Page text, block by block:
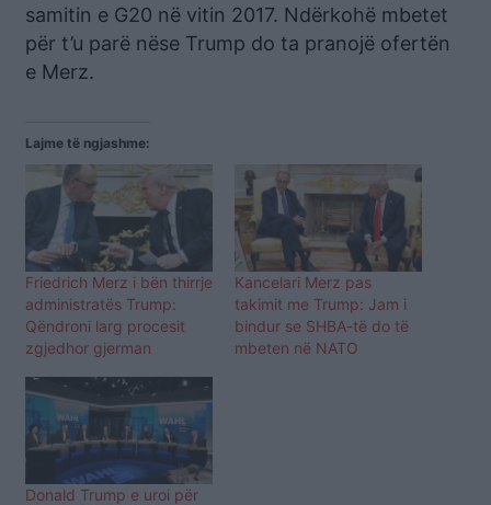
samitin e G20 në vitin 2017. Ndërkohë mbetet
për t’u parë nëse Trump do ta pranojë ofertën
e Merz.
Lajme të ngjashme:
Friedrich Merz i bën thirrje
administratës Trump:
Qëndroni larg procesit
zgjedhor gjerman
Kancelari Merz pas
takimit me Trump: Jam i
bindur se SHBA-të do të
mbeten në NATO
Donald Trump e uroi për